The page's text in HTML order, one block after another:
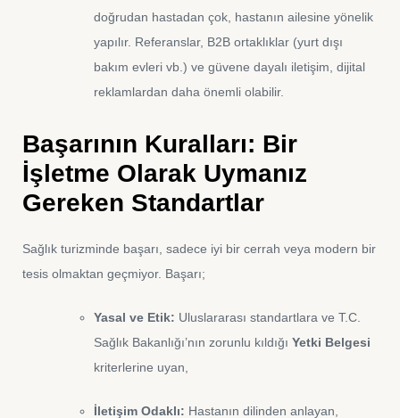
doğrudan hastadan çok, hastanın ailesine yönelik
yapılır. Referanslar, B2B ortaklıklar (yurt dışı
bakım evleri vb.) ve güvene dayalı iletişim, dijital
reklamlardan daha önemli olabilir.
Başarının Kuralları: Bir
İşletme Olarak Uymanız
Gereken Standartlar
Sağlık turizminde başarı, sadece iyi bir cerrah veya modern bir
tesis olmaktan geçmiyor. Başarı;
Yasal ve Etik: Uluslararası standartlara ve T.C.
Sağlık Bakanlığı’nın zorunlu kıldığı Yetki Belgesi
kriterlerine uyan,
İletişim Odaklı: Hastanın dilinden anlayan,